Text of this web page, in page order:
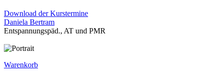
Download der Kurstermine
Daniela Bertram
Entspannungspäd., AT und PMR
Warenkorb